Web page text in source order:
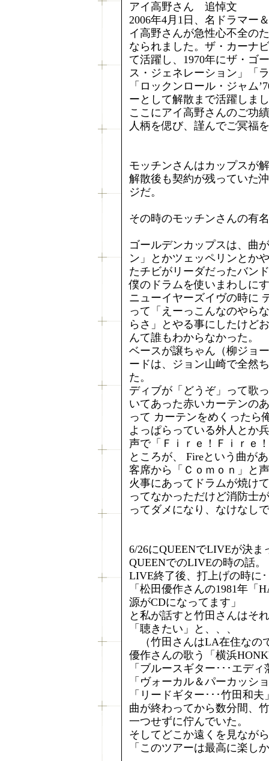
アイ高野さん 追悼文
2006年4月1日、名ドラマー
イ高野さんが急性心不全の
なられました。ザ・カーナ
て活躍し、1970年にザ・ゴ
ス・ジェネレーション」「
「ロックンロール・ジャム
ーとして解散まで活躍しま
ここにアイ高野さんのご功
人柄を偲び、謹んでご冥福
モッチンさんはカップスが
解散後も契約が残っていた
ジだ。
その時のモッチンさんの有
ゴールデンカップスは、曲
ン」とかツェッペリンとか
たチビがリーダだったバン
僕のドラムを使いまわしに
ニューイヤーズイヴの時に
って「えーっこんなのやら
らさ」とやる事にしたけど
んて誰もわからなかった。
ベースが譲ちゃん（柳ジョ
ードは、ジョン山崎で全然
た。
ディブが「どうぞ」って歌
いてあった赤いカーテンの
って カーテンをめくったら
よっぱらっている外人とか
声で「Ｆｉｒｅ！Ｆｉｒｅ
ところが、 Fireという曲が
客席から「Ｃｏｍｏｎ」と
火事にあってドラムが焼け
ってなかっただけど消防士
ってダメになり、なけなし
6/26にQUEENでLIVEが決
QUEENでのLIVEの時の話。
LIVE終了後、打上げの時に･
「松田優作さんの1981年「
源がCDになってます」
と私が話すと竹田さんはそ
「聴きたい」と、、、
（竹田さんはLA在住なの
優作さんの歌う「横浜
「ブルースギター･･･エディ
「ヴォーカル＆パーカッシ
「リードギター･･･竹田和夫
曲が終わってから数分間、
一つせずに佇んでいた。
そしてどこか遠くを見なが
「このツアーは最高に楽し